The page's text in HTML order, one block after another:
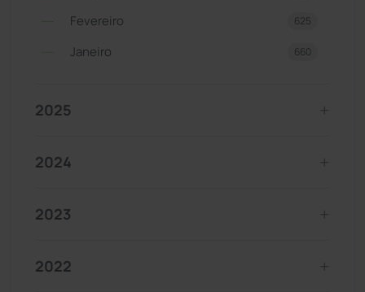
Fevereiro 625
Janeiro 660
2025
2024
2023
2022